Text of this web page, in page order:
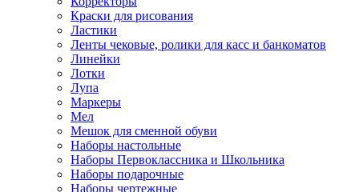
Краски для рисования
Ластики
Ленты чековые, ролики для касс и банкоматов
Линейки
Лотки
Лупа
Маркеры
Мел
Мешок для сменной обуви
Наборы настольные
Наборы Первоклассника и Школьника
Наборы подарочные
Наборы чертежные